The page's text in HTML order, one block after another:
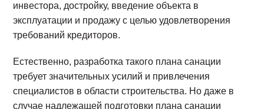
инвестора, достройку, введение объекта в
эксплуатации и продажу с целью удовлетворения
требований кредиторов.
Естественно, разработка такого плана санации
требует значительных усилий и привлечения
специалистов в области строительства. Но даже в
случае надлежащей подготовки плана санации